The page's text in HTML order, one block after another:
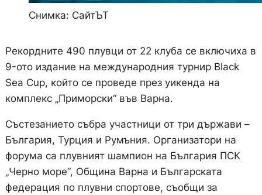
Снимка: СайтЪТ
Рекордните 490 плувци от 22 клуба се включиха в
9-ото издание на международния турнир Black
Sea Cup, който се проведе през уикенда на
комплекс „Приморски“ във Варна.
Състезанието събра участници от три държави –
България, Турция и Румъния. Организатори на
форума са плувният шампион на България ПСК
„Черно море“, Община Варна и Българската
федерация по плувни спортове, съобщи за